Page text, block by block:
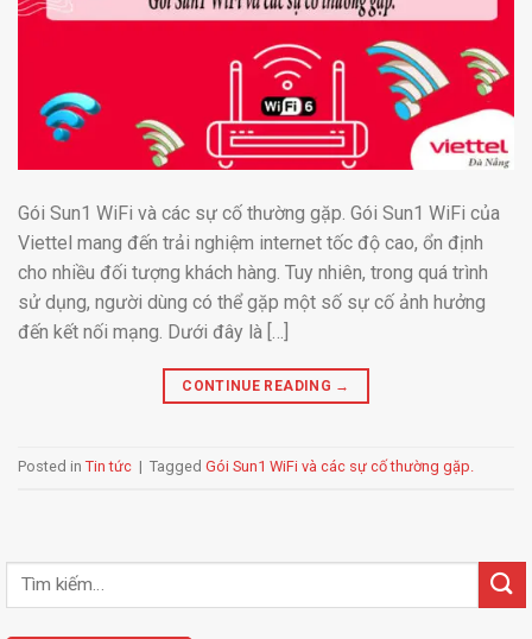
Gói Sun1 WiFi và các sự cố thường gặp. Gói Sun1 WiFi của
Viettel mang đến trải nghiệm internet tốc độ cao, ổn định
cho nhiều đối tượng khách hàng. Tuy nhiên, trong quá trình
sử dụng, người dùng có thể gặp một số sự cố ảnh hưởng
đến kết nối mạng. Dưới đây là […]
CONTINUE READING →
Posted in Tin tức | Tagged Gói Sun1 WiFi và các sự cố thường gặp.